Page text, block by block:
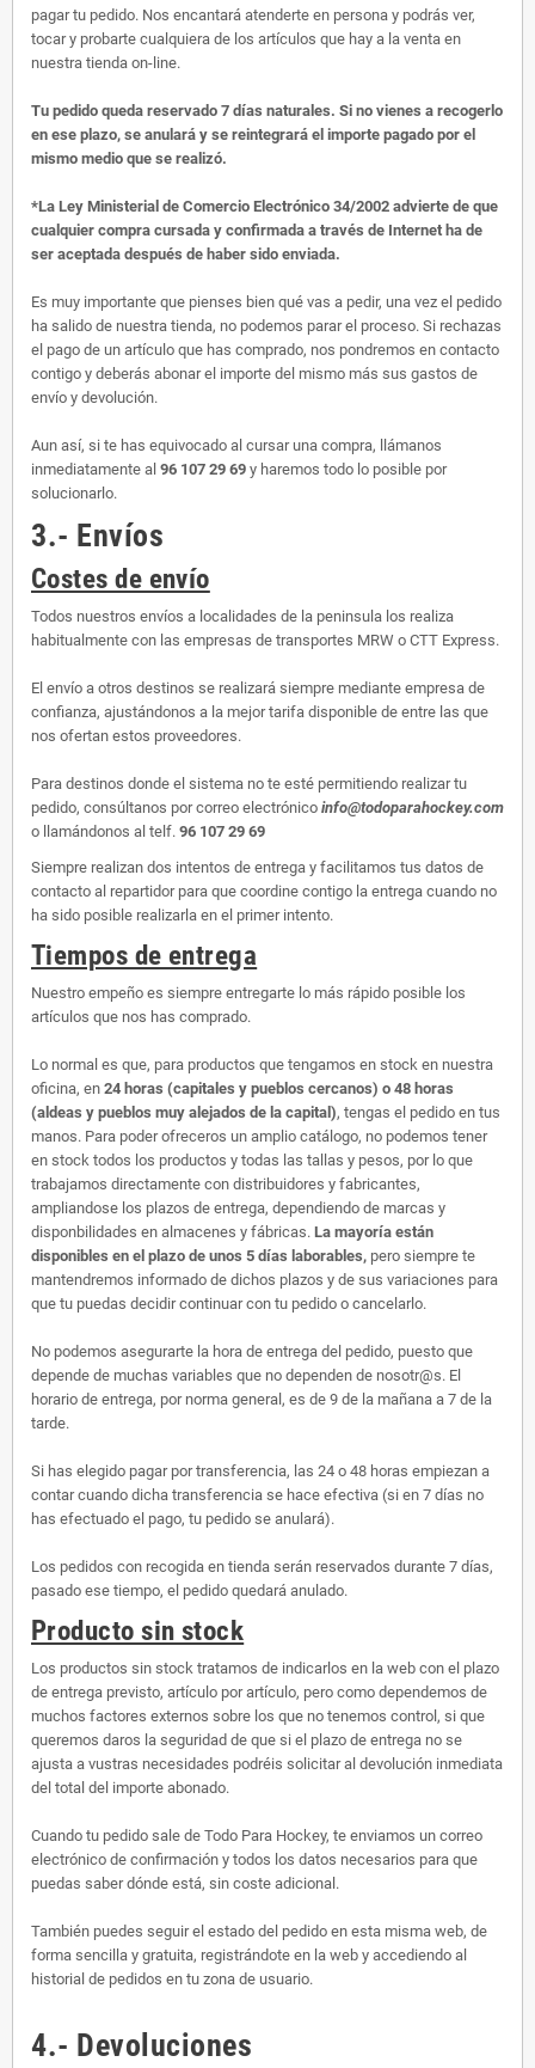
pagar tu pedido. Nos encantará atenderte en persona y podrás ver,
tocar y probarte cualquiera de los artículos que hay a la venta en
nuestra tienda on-line.
Tu pedido queda reservado 7 días naturales. Si no vienes a recogerlo
en ese plazo, se anulará y se reintegrará el importe pagado por el
mismo medio que se realizó.
*La Ley Ministerial de Comercio Electrónico 34/2002 advierte de que
cualquier compra cursada y confirmada a través de Internet ha de
ser aceptada después de haber sido enviada.
Es muy importante que pienses bien qué vas a pedir, una vez el pedido
ha salido de nuestra tienda, no podemos parar el proceso. Si rechazas
el pago de un artículo que has comprado, nos pondremos en contacto
contigo y deberás abonar el importe del mismo más sus gastos de
envío y devolución.
Aun así, si te has equivocado al cursar una compra, llámanos
inmediatamente al 96 107 29 69 y haremos todo lo posible por
solucionarlo.
3.- Envíos
Costes de envío
Todos nuestros envíos a localidades de la peninsula los realiza
habitualmente con las empresas de transportes MRW o CTT Express.
El envío a otros destinos se realizará siempre mediante empresa de
confianza, ajustándonos a la mejor tarifa disponible de entre las que
nos ofertan estos proveedores.
Para destinos donde el sistema no te esté permitiendo realizar tu
pedido, consúltanos por correo electrónico info@todoparahockey.com
o llamándonos al telf. 96 107 29 69
Siempre realizan dos intentos de entrega y facilitamos tus datos de
contacto al repartidor para que coordine contigo la entrega cuando no
ha sido posible realizarla en el primer intento.
Tiempos de entrega
Nuestro empeño es siempre entregarte lo más rápido posible los
artículos que nos has comprado.
Lo normal es que, para productos que tengamos en stock en nuestra
oficina, en 24 horas (capitales y pueblos cercanos) o 48 horas
(aldeas y pueblos muy alejados de la capital), tengas el pedido en tus
manos. Para poder ofreceros un amplio catálogo, no podemos tener
en stock todos los productos y todas las tallas y pesos, por lo que
trabajamos directamente con distribuidores y fabricantes,
ampliandose los plazos de entrega, dependiendo de marcas y
disponbilidades en almacenes y fábricas. La mayoría están
disponibles en el plazo de unos 5 días laborables, pero siempre te
mantendremos informado de dichos plazos y de sus variaciones para
que tu puedas decidir continuar con tu pedido o cancelarlo.
No podemos asegurarte la hora de entrega del pedido, puesto que
depende de muchas variables que no dependen de nosotr@s. El
horario de entrega, por norma general, es de 9 de la mañana a 7 de la
tarde.
Si has elegido pagar por transferencia, las 24 o 48 horas empiezan a
contar cuando dicha transferencia se hace efectiva (si en 7 días no
has efectuado el pago, tu pedido se anulará).
Los pedidos con recogida en tienda serán reservados durante 7 días,
pasado ese tiempo, el pedido quedará anulado.
Producto sin stock
Los productos sin stock tratamos de indicarlos en la web con el plazo
de entrega previsto, artículo por artículo, pero como dependemos de
muchos factores externos sobre los que no tenemos control, si que
queremos daros la seguridad de que si el plazo de entrega no se
ajusta a vustras necesidades podréis solicitar al devolución inmediata
del total del importe abonado.
Cuando tu pedido sale de Todo Para Hockey, te enviamos un correo
electrónico de confirmación y todos los datos necesarios para que
puedas saber dónde está, sin coste adicional.
También puedes seguir el estado del pedido en esta misma web, de
forma sencilla y gratuita, registrándote en la web y accediendo al
historial de pedidos en tu zona de usuario.
4.- Devoluciones